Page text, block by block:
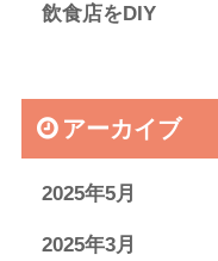
飲食店をDIY
アーカイブ
2025年5月
2025年3月